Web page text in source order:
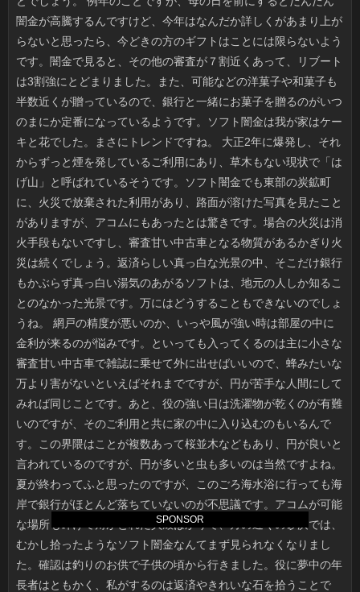
SPONSOR